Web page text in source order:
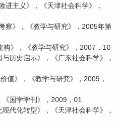
进主义》，《天津社会科学》，
察》，《教学与研究》，2005年第
构》，《教学与研究》，2007，10
历史启示》，《广东社会科学》，
值》，《教学与研究》，2009，
国学学刊》，2009，01
代化转型》，《天津社会科学》，